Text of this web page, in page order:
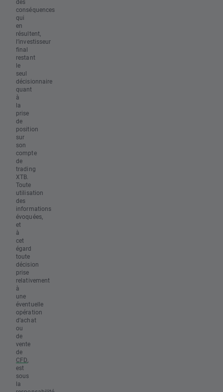
des
conséquences
qui
en
résultent,
l’investisseur
final
restant
le
seul
décisionnaire
quant
à
la
prise
de
position
sur
son
compte
de
trading
XTB.
Toute
utilisation
des
informations
évoquées,
et
à
cet
égard
toute
décision
prise
relativement
à
une
éventuelle
opération
d’achat
ou
de
vente
de
CFD,
est
sous
la